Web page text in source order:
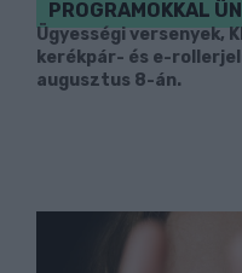
PROGRAMOKKAL
Ügyességi versenyek,
kerékpár- és e-
augusztus 8-án.